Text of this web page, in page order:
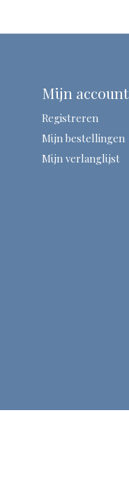
Mijn account
Registreren
Mijn bestellingen
Mijn verlanglijst